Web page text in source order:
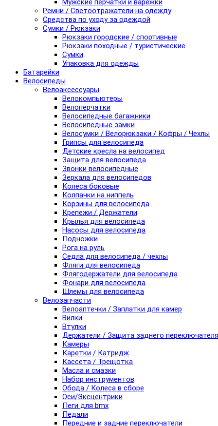
Мужские перчатки и варежки
Ремни / Светоотражатели на одежду
Средства по уходу за одеждой
Сумки / Рюкзаки
Рюкзаки городские / спортивные
Рюкзаки походные / туристические
Сумки
Упаковка для одежды
Батарейки
Велосипеды
Велоаксессуары
Велокомпьютеры
Велоперчатки
Велосипедные багажники
Велосипедные замки
Велосумки / Велорюкзаки / Кофры / Чехлы
Грипсы для велосипеда
Детские кресла на велосипед
Защита для велосипеда
Звонки велосипедные
Зеркала для велосипедов
Колеса боковые
Колпачки на ниппель
Корзины для велосипеда
Крепежи / Держатели
Крылья для велосипеда
Насосы для велосипеда
Подножки
Рога на руль
Седла для велосипеда / чехлы
Фляги для велосипеда
Флягодержатели для велосипеда
Фонари для велосипеда
Шлемы для велосипеда
Велозапчасти
Велоаптечки / Заплатки для камер
Вилки
Втулки
Держатели / Защита заднего переключателя
Камеры
Каретки / Катридж
Кассета / Трещотка
Масла и смазки
Набор инструментов
Обода / Колеса в сборе
Оси/Эксцентрики
Пеги для bmx
Педали
Передние и задние переключатели